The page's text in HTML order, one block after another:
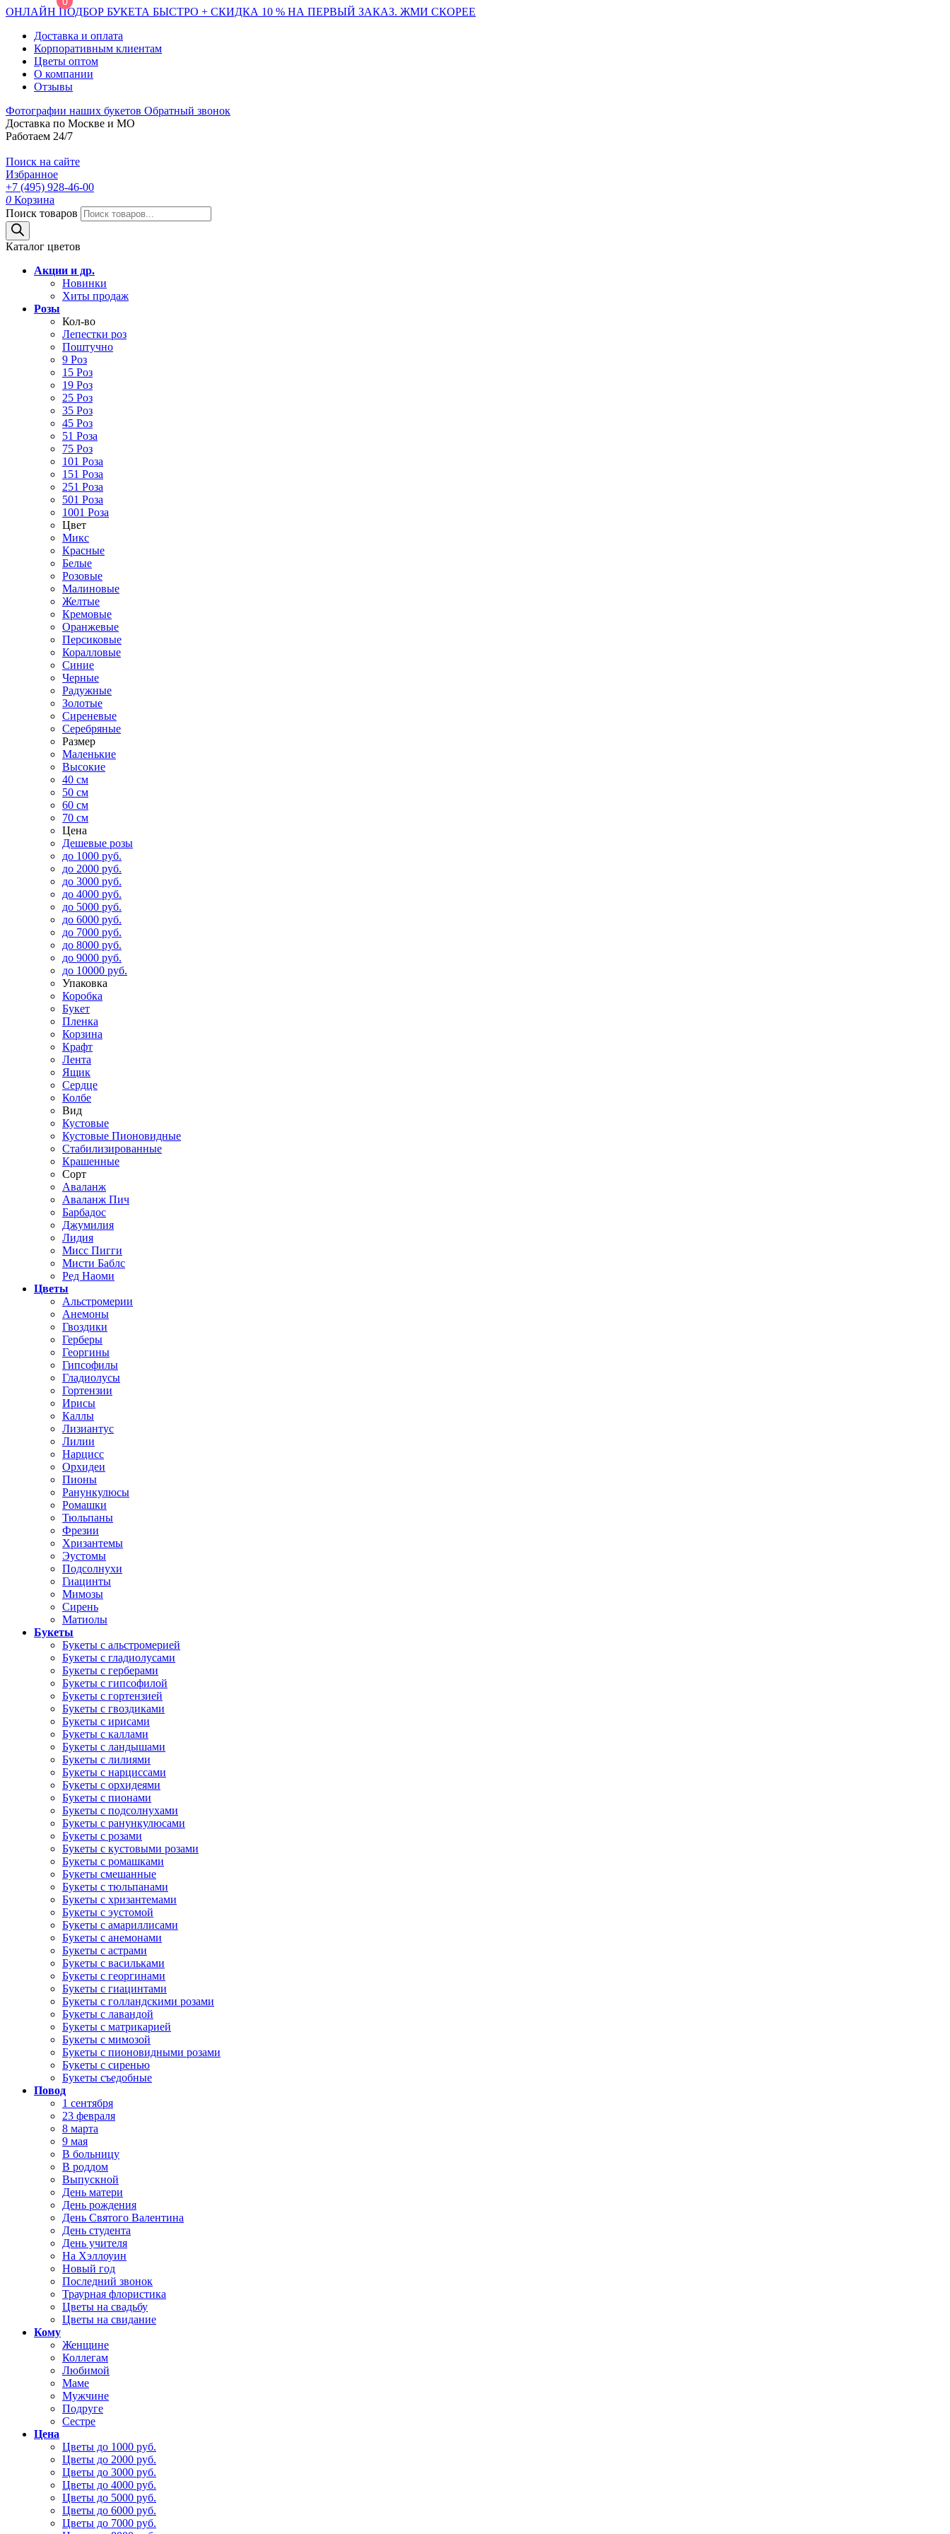
ОНЛАЙН ПОДБОР БУКЕТА БЫСТРО + СКИДКА 10 % НА ПЕРВЫЙ ЗАКАЗ. ЖМИ СКОРЕЕ
Доставка и оплата
Корпоративным клиентам
Цветы оптом
О компании
Отзывы
Фотографии наших букетов Обратный звонок
Доставка по Москве и МО
Работаем 24/7
Поиск на сайте
Избранное
+7 (495) 928-46-00
0 Корзина
Поиск товаров
Каталог цветов
Акции и др.
Новинки
Хиты продаж
Розы
Кол-во
Лепестки роз
Поштучно
9 Роз
15 Роз
19 Роз
25 Роз
35 Роз
45 Роз
51 Роза
75 Роз
101 Роза
151 Роза
251 Роза
501 Роза
1001 Роза
Цвет
Микс
Красные
Белые
Розовые
Малиновые
Желтые
Кремовые
Оранжевые
Персиковые
Коралловые
Синие
Черные
Радужные
Золотые
Сиреневые
Серебряные
Размер
Маленькие
Высокие
40 см
50 см
60 см
70 см
Цена
Дешевые розы
до 1000 руб.
до 2000 руб.
до 3000 руб.
до 4000 руб.
до 5000 руб.
до 6000 руб.
до 7000 руб.
до 8000 руб.
до 9000 руб.
до 10000 руб.
Упаковка
Коробка
Букет
Пленка
Корзина
Крафт
Лента
Ящик
Сердце
Колбе
Вид
Кустовые
Кустовые Пионовидные
Стабилизированные
Крашенные
Сорт
Аваланж
Аваланж Пич
Барбадос
Джумилия
Лидия
Мисс Пигги
Мисти Баблс
Ред Наоми
Цветы
Альстромерии
Анемоны
Гвоздики
Герберы
Георгины
Гипсофилы
Гладиолусы
Гортензии
Ирисы
Каллы
Лизиантус
Лилии
Нарцисс
Орхидеи
Пионы
Ранункулюсы
Ромашки
Тюльпаны
Фрезии
Хризантемы
Эустомы
Подсолнухи
Гиацинты
Мимозы
Сирень
Матиолы
Букеты
Букеты с альстромерией
Букеты с гладиолусами
Букеты с герберами
Букеты с гипсофилой
Букеты с гортензией
Букеты с гвоздиками
Букеты с ирисами
Букеты с каллами
Букеты с ландышами
Букеты с лилиями
Букеты с нарциссами
Букеты с орхидеями
Букеты с пионами
Букеты с подсолнухами
Букеты с ранункулюсами
Букеты с розами
Букеты с кустовыми розами
Букеты с ромашками
Букеты смешанные
Букеты с тюльпанами
Букеты с хризантемами
Букеты с эустомой
Букеты с амариллисами
Букеты с анемонами
Букеты с астрами
Букеты с васильками
Букеты с георгинами
Букеты с гиацинтами
Букеты с голландскими розами
Букеты с лавандой
Букеты с матрикарией
Букеты с мимозой
Букеты с пионовидными розами
Букеты с сиренью
Букеты съедобные
Повод
1 сентября
23 февраля
8 марта
9 мая
В больницу
В роддом
Выпускной
День матери
День рождения
День Святого Валентина
День студента
День учителя
На Хэллоуин
Новый год
Последний звонок
Траурная флористика
Цветы на свадьбу
Цветы на свидание
Кому
Женщине
Коллегам
Любимой
Маме
Мужчине
Подруге
Сестре
Цена
Цветы до 1000 руб.
Цветы до 2000 руб.
Цветы до 3000 руб.
Цветы до 4000 руб.
Цветы до 5000 руб.
Цветы до 6000 руб.
Цветы до 7000 руб.